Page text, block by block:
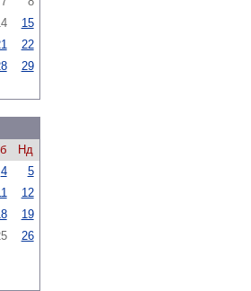
15
22
29
Нд
4
5
12
19
26